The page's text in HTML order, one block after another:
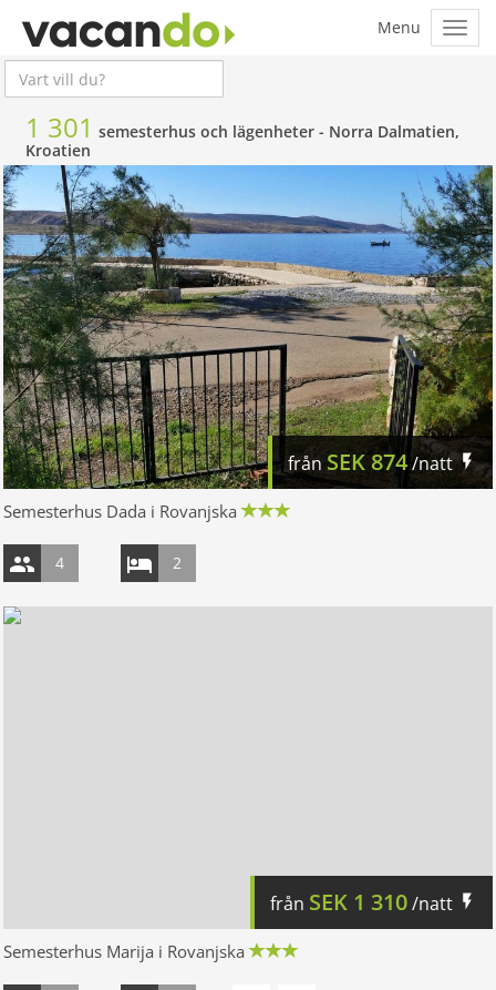
1 301 semesterhus och lägenheter - Norra Dalmatien,
Kroatien
från SEK874/natt
Semesterhus Dada i Rovanjska
4 2
från SEK 1 310/natt
Semesterhus Marija i Rovanjska